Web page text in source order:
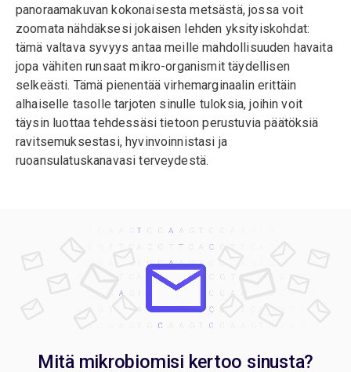
panoraamakuvan kokonaisesta metsästä, jossa voit
zoomata nähdäksesi jokaisen lehden yksityiskohdat:
tämä valtava syvyys antaa meille mahdollisuuden havaita
jopa vähiten runsaat mikro-organismit täydellisen
selkeästi. Tämä pienentää virhemarginaalin erittäin
alhaiselle tasolle tarjoten sinulle tuloksia, joihin voit
täysin luottaa tehdessäsi tietoon perustuvia päätöksiä
ravitsemuksestasi, hyvinvoinnistasi ja
ruoansulatuskanavasi terveydestä.
Mitä mikrobiomisi kertoo sinusta?